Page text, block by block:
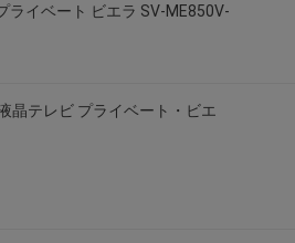
ライベート ビエラ SV-ME850V-
晶テレビ プライベート・ビエ